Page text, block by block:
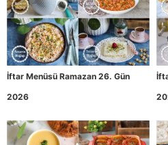
İftar Menüsü Ramazan 26. Gün
2026